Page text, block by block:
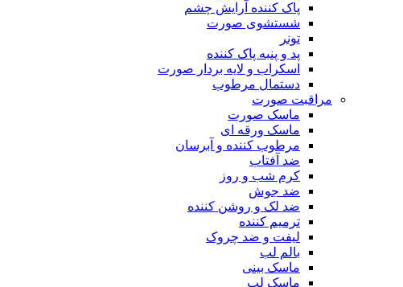
پاک کننده آرایش چشم
شستشوی صورت
تونر
پد و پنبه پاک کننده
اسکراب و لایه بردار صورت
دستمال مرطوب
مراقبت صورت
ماسک صورت
ماسک ورقه ای
مرطوب کننده و آبرسان
ضد آفتاب
کرم شب و روز
ضد جوش
ضد لک و روشن کننده
ترمیم کننده
لیفت و ضد چروک
بالم لب
ماسک بینی
ماسک لب